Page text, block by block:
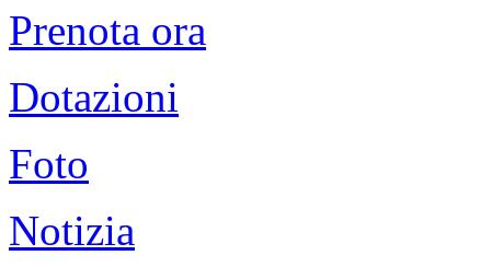
Prenota ora
Dotazioni
Foto
Notizia